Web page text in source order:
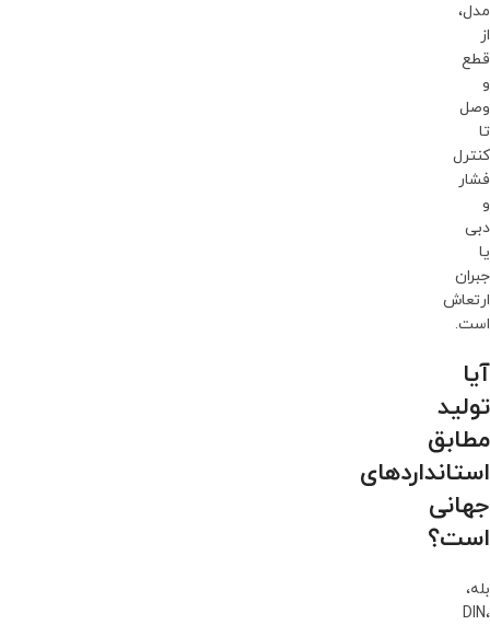
مدل،
از
قطع
و
وصل
تا
کنترل
فشار
و
دبی
یا
جبران
ارتعاش
است.
آیا
تولید
مطابق
استانداردهای
جهانی
است؟
بله،
DIN،